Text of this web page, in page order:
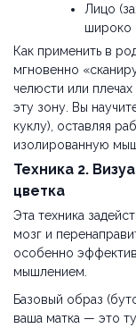
Лицо
широко
Как применить в
мгновенно
челюсти или
эту зону. Вы
куклу), оставляя
изолированную
Техника 2.
цветка
Эта техника
мозг и
особенно
мышлением.
Базовый образ
ваша матка — это